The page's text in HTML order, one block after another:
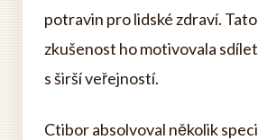
potravin pro lidské zdraví.
zkušenost ho motivovala
s širší veřejností.
Ctibor absolvoval několik